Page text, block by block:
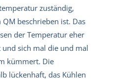
zuständig,
beschrieben ist. Das
der Temperatur eher
sich mal die und mal
kümmert. Die
lückenhaft, das Kühlen